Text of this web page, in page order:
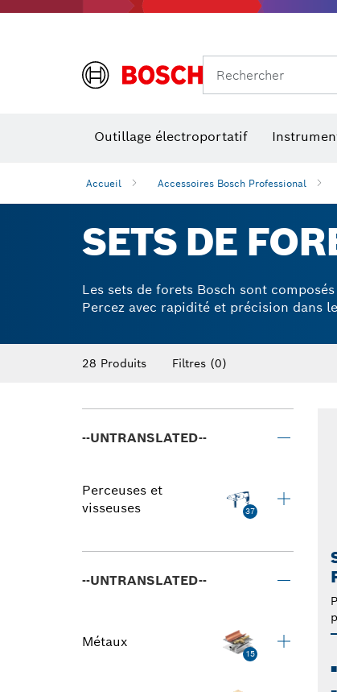
Rechercher
Outillage électroportatif
Accueil Accessoires Bosch Professional
SETS DE
Les sets de forets Bosch sont
Percez avec rapidité et précision dans
28 Produits Filtres (0)
--UNTRANSLATED--
Perceuses et
visseuses
37
--UNTRANSLATED--
Métaux
15